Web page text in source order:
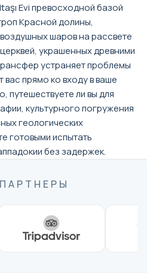
Evi превосходной базой
Красной долины,
шаров на рассвете
украшенных древними
устраняет проблемы
вас прямо ко входу в ваше
путешествуете ли вы для
культурного погружения
геологических
готовыми испытать
без задержек.